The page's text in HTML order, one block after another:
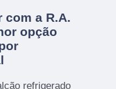
com a R.A.
opção
refrigerado